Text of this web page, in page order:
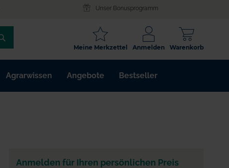
Unser Bonusprogramm
/
ARTIKELNR.
/
Warenkorb
Anmelden
Meine Merkzettel
Agrarwissen Angebote Bestseller
Anmelden für Ihren persönlichen Preis